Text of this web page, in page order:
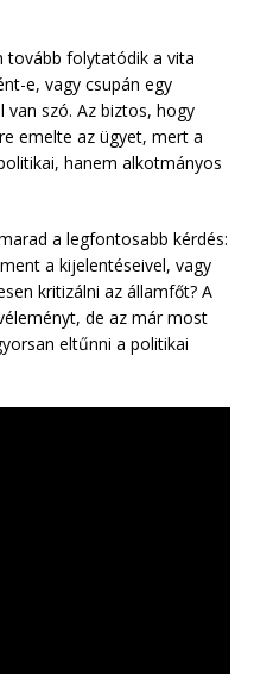
tovább folytatódik a vita
e, vagy csupán egy
van szó. Az biztos, hogy
emelte az ügyet, mert a
hanem alkotmányos
a legfontosabb kérdés:
a kijelentéseivel, vagy
kritizálni az államfőt? A
de az már most
eltűnni a politikai